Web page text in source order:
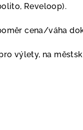
Reveloop).
cena/váha
výlety, na